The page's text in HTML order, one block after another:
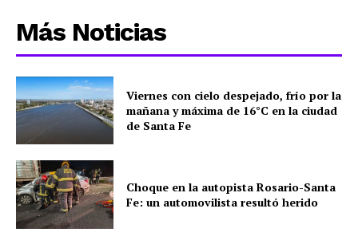
Más Noticias
Viernes con cielo despejado, frío por la
mañana y máxima de 16°C en la ciudad
de Santa Fe
Choque en la autopista Rosario-Santa
Fe: un automovilista resultó herido